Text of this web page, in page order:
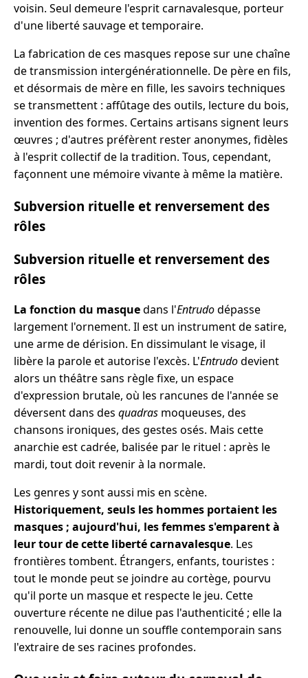
voisin. Seul demeure l'esprit carnavalesque, porteur
d'une liberté sauvage et temporaire.
La fabrication de ces masques repose sur une chaîne
de transmission intergénérationnelle. De père en fils,
et désormais de mère en fille, les savoirs techniques
se transmettent : affûtage des outils, lecture du bois,
invention des formes. Certains artisans signent leurs
œuvres ; d'autres préfèrent rester anonymes, fidèles
à l'esprit collectif de la tradition. Tous, cependant,
façonnent une mémoire vivante à même la matière.
Subversion rituelle et renversement des
rôles
Subversion rituelle et renversement des
rôles
La fonction du masquedans l'Entrudodépasse
largement l'ornement. Il est un instrument de satire,
une arme de dérision. En dissimulant le visage, il
libère la parole et autorise l'excès. L'Entrudodevient
alors un théâtre sans règle fixe, un espace
d'expression brutale, où les rancunes de l'année se
déversent dans des quadras moqueuses, des
chansons ironiques, des gestes osés. Mais cette
anarchie est cadrée, balisée par le rituel : après le
mardi, tout doit revenir à la normale.
Les genres y sont aussi mis en scène.
Historiquement, seuls les hommes portaient les
masques ; aujourd'hui, les femmes s'emparent à
leur tour de cette liberté carnavalesque. Les
frontières tombent. Étrangers, enfants, touristes :
tout le monde peut se joindre au cortège, pourvu
qu'il porte un masque et respecte le jeu. Cette
ouverture récente ne dilue pas l'authenticité ; elle la
renouvelle, lui donne un souffle contemporain sans
l'extraire de ses racines profondes.